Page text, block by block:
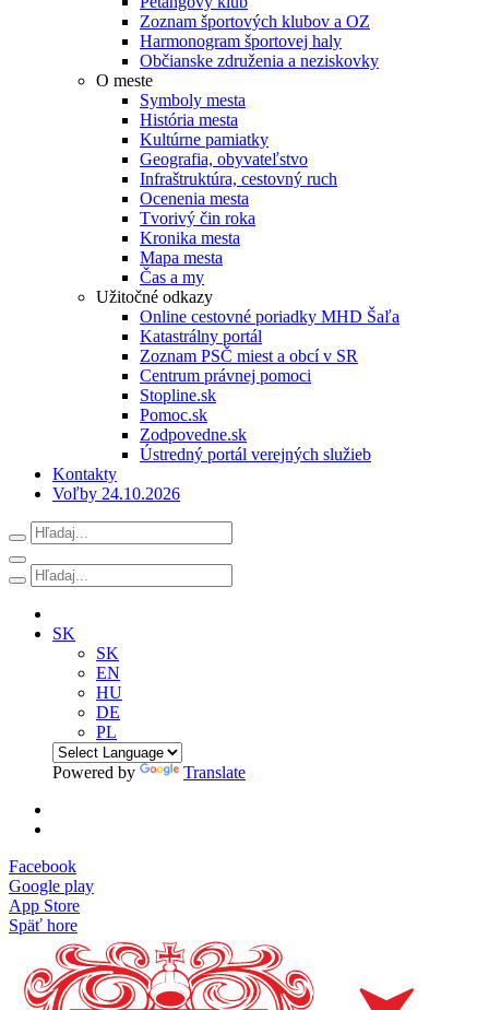
Zoznam športových klubov a OZ
Harmonogram športovej haly
Občianske združenia a neziskovky
O meste
Symboly mesta
História mesta
Kultúrne pamiatky
Geografia, obyvateľstvo
Infraštruktúra, cestovný ruch
Ocenenia mesta
Tvorivý čin roka
Kronika mesta
Mapa mesta
Čas a my
Užitočné odkazy
Online cestovné poriadky MHD Šaľa
Katastrálny portál
Zoznam PSČ miest a obcí v SR
Centrum právnej pomoci
Stopline.sk
Pomoc.sk
Zodpovedne.sk
Ústredný portál verejných služieb
Kontakty
Voľby 24.10.2026
SK
SK
EN
HU
DE
PL
Powered by Translate
Facebook
Google play
App Store
Späť hore